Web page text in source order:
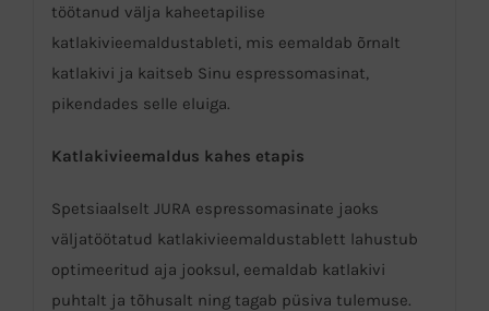
töötanud välja kaheetapilise
katlakivieemaldustableti, mis eemaldab õrnalt
katlakivi ja kaitseb Sinu espressomasinat,
pikendades selle eluiga.
Katlakivieemaldus kahes etapis
Spetsiaalselt JURA espressomasinate jaoks
väljatöötatud katlakivieemaldustablett lahustub
optimeeritud aja jooksul, eemaldab katlakivi
puhtalt ja tõhusalt ning tagab püsiva tulemuse.